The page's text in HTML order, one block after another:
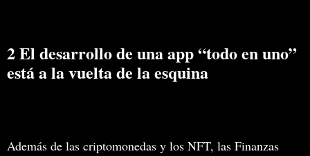
2 El desarrollo de una app “todo en uno”
está a la vuelta de la esquina
Además de las criptomonedas y los NFT, las Finanzas